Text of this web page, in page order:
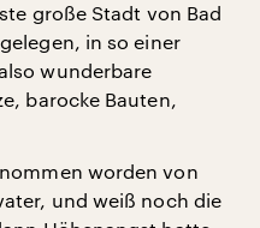
große Stadt von Bad
in so einer
wunderbare
barocke Bauten,
worden von
und weiß noch die